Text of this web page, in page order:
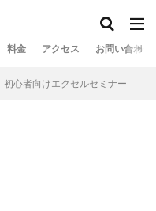
料金 アクセス お問い合わせ
初心者向けエクセルセミナー